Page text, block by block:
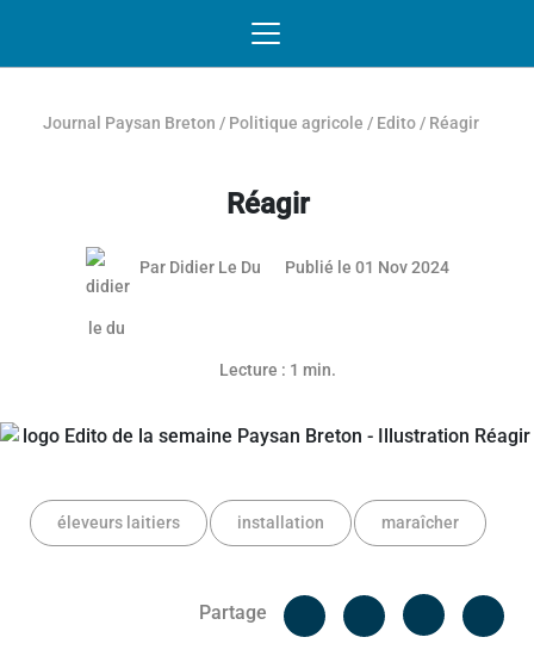
Journal Paysan Breton / Politique agricole / Edito / Réagir
Réagir
Par Didier Le Du Publié le 01 Nov 202431 octobre
Lecture : 1 min.
éleveurs laitiers installation maraîcher
Partage
Facebook